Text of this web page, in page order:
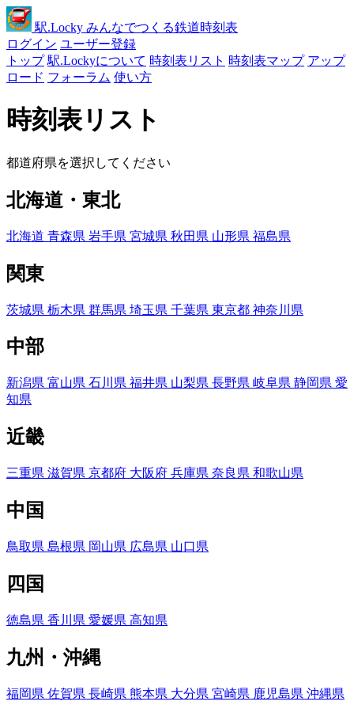
駅.Locky みんなでつくる鉄道時刻表
ログイン ユーザー登録
トップ 駅.Lockyについて 時刻表リスト 時刻表マップ アップ
ロード フォーラム 使い方
時刻表リスト
都道府県を選択してください
北海道・東北
北海道 青森県 岩手県 宮城県 秋田県 山形県 福島県
関東
茨城県 栃木県 群馬県 埼玉県 千葉県 東京都 神奈川県
中部
新潟県 富山県 石川県 福井県 山梨県 長野県 岐阜県 静岡県 愛
知県
近畿
三重県 滋賀県 京都府 大阪府 兵庫県 奈良県 和歌山県
中国
鳥取県 島根県 岡山県 広島県 山口県
四国
徳島県 香川県 愛媛県 高知県
九州・沖縄
福岡県 佐賀県 長崎県 熊本県 大分県 宮崎県 鹿児島県 沖縄県